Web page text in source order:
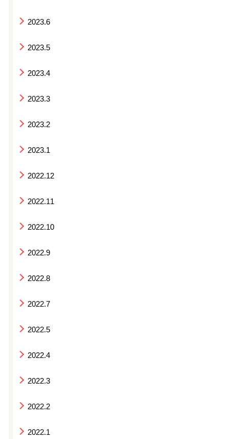
2023.6
2023.5
2023.4
2023.3
2023.2
2023.1
2022.12
2022.11
2022.10
2022.9
2022.8
2022.7
2022.5
2022.4
2022.3
2022.2
2022.1